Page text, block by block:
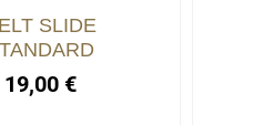
SLIDE
19,00 €